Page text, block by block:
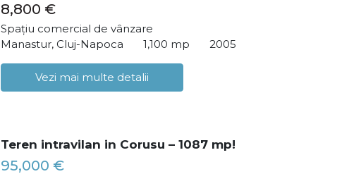
8,800 €
Spațiu comercial de vânzare
Manastur, Cluj-Napoca
1,100 mp 2005
Vezi mai multe detalii
Teren intravilan in Corusu – 1087 mp!
95,000 €